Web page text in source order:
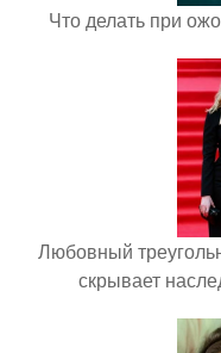
Что делать при
Любовный
скрывает